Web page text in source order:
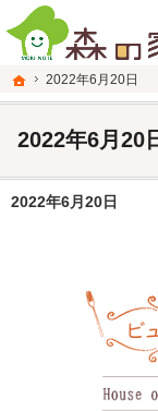
ホーム
2022年6月20日
2022年6月20
富山県南砺市の注文住宅
富山県南砺市の新築・注
2022年6月20日